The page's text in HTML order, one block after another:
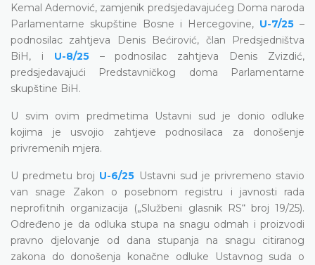
Kemal Ademović, zamjenik predsjedavajućeg Doma naroda
Parlamentarne skupštine Bosne i Hercegovine, U-7/25 –
podnosilac zahtjeva Denis Bećirović, član Predsjedništva
BiH, i U-8/25– podnosilac zahtjeva Denis Zvizdić,
predsjedavajući Predstavničkog doma Parlamentarne
skupštine BiH.
U svim ovim predmetima Ustavni sud je donio odluke
kojima je usvojio zahtjeve podnosilaca za donošenje
privremenih mjera.
U predmetu broj U-6/25 Ustavni sud je privremeno stavio
van snage Zakon o posebnom registru i javnosti rada
neprofitnih organizacija („Službeni glasnik RS“ broj 19/25).
Određeno je da odluka stupa na snagu odmah i proizvodi
pravno djelovanje od dana stupanja na snagu citiranog
zakona do donošenja konačne odluke Ustavnog suda o